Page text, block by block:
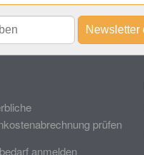
prüfen
anmelden